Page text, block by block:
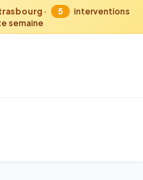
· 5
interventions
semaine